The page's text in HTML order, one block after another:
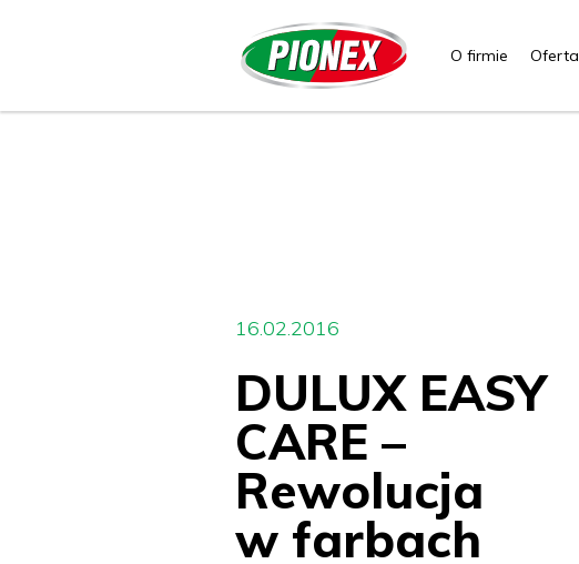
O firmie Oferta
16.02.2016
DULUX EASY
CARE –
Rewolucja
w farbach